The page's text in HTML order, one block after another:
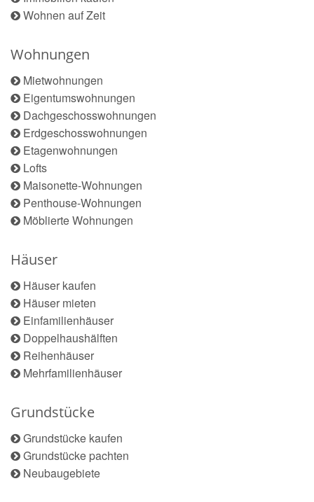
Wohnen auf Zeit
Wohnungen
Mietwohnungen
Eigentumswohnungen
Dachgeschosswohnungen
Erdgeschosswohnungen
Etagenwohnungen
Lofts
Maisonette-Wohnungen
Penthouse-Wohnungen
Möblierte Wohnungen
Häuser
Häuser kaufen
Häuser mieten
Einfamilienhäuser
Doppelhaushälften
Reihenhäuser
Mehrfamilienhäuser
Grundstücke
Grundstücke kaufen
Grundstücke pachten
Neubaugebiete